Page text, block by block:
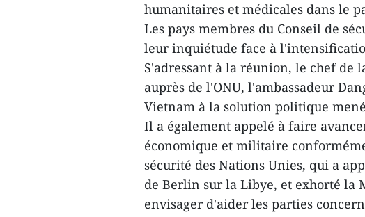
humanitaires et médicales dans le
Les pays membres du Conseil de
leur inquiétude face à
S'adressant à la réunion, le chef de
auprès de l'ONU, l'ambassadeur
Vietnam à la solution politique
Il a également appelé à faire
économique et militaire
sécurité des Nations Unies, qui a
de Berlin sur la Libye, et exhorté la
envisager d'aider les parties